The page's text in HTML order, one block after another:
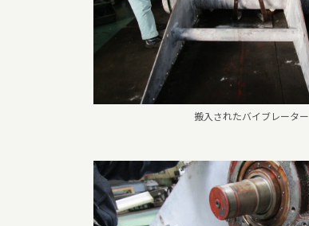
搬入されたバイブレーター